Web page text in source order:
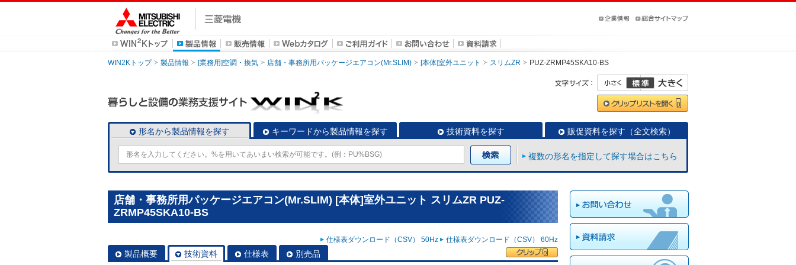
WIN2Kトップ 製品情報 [業務用]空調・換気 店舗・事務所用パッケージエアコン(Mr.SLIM) [本体]室外ユニット スリムZR PUZ-ZRMP45SKA10-BS
形名から製品情報を探す キーワードから製品情報を探す 技術資料を探す 販促資料を探す（全文検索）
複数の形名を指定して探す場合はこちら
店舗・事務所用パッケージエアコン(Mr.SLIM) [本体]室外ユニット スリムZR PUZ-
ZRMP45SKA10-BS
仕様表ダウンロード（CSV） 50Hz 仕様表ダウンロード（CSV） 60Hz
製品概要 技術資料 仕様表 別売品